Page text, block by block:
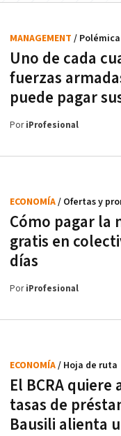
Uno de cada
fuerzas
puede pagar
MANAGEMENT / Polémica
PoriProfesional
Cómo pagar la
gratis en
días
ECONOMÍA/ Ofertas y
PoriProfesional
El BCRA
tasas de
Bausili alienta
ECONOMÍA/ Hoja de ruta